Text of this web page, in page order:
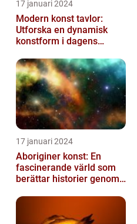
17 januari 2024
Modern konst tavlor:
Utforska en dynamisk
konstform i dagens
17 januari 2024
Aboriginer konst: En
fascinerande värld som
berättar historier genom